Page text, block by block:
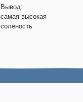
Вывод:
самая высокая
солёность